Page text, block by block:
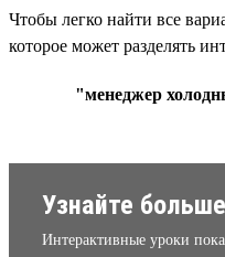
Чтобы легко найти все
которое может разделять
"менеджер
Узнайте
Интерактивные уроки